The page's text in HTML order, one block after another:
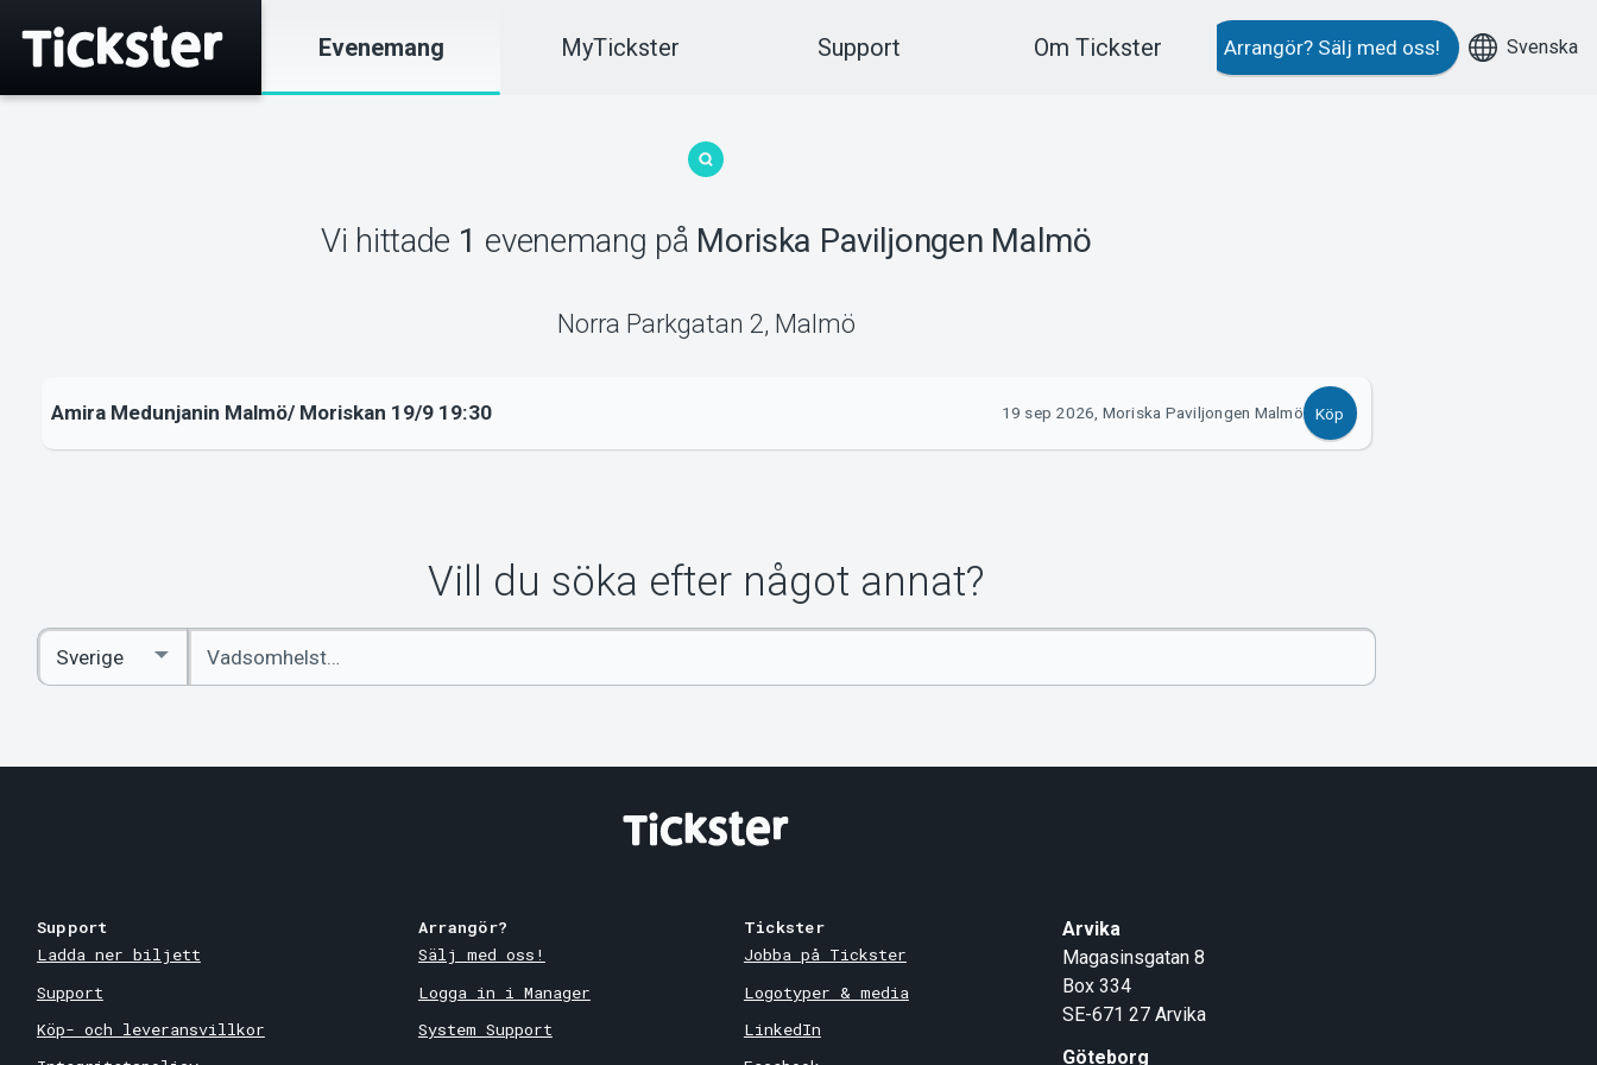
Evenemang MyTickster Support Om Tickster Arrangör? Sälj med oss! Svenska
Vi hittade 1 evenemang på Moriska Paviljongen Malmö
Norra Parkgatan 2, Malmö
Amira Medunjanin Malmö/ Moriskan 19/9 19:30 19 sep 2026, Moriska Paviljongen Malmö Köp
Vill du söka efter något annat?
Ange
sökord
Select
Country
Support
Ladda ner biljett
Support
Köp- och leveransvillkor
Arrangör?
Sälj med oss!
Logga in i Manager
System Support
Tickster
Jobba på Tickster
Logotyper & media
LinkedIn
Arvika
Magasinsgatan 8
Box 334
SE-671 27 Arvika
Göteborg